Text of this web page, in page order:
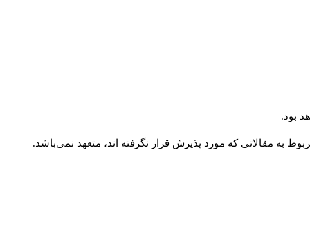
بود.
به مقالاتی که مورد پذیرش قرار نگرفته اند، متعهد نمی‌باشد.